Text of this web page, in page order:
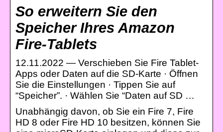
So erweitern Sie den
Speicher Ihres Amazon
Fire-Tablets
12.11.2022 — Verschieben Sie Fire Tablet-
Apps oder Daten auf die SD-Karte · Öffnen
Sie die Einstellungen · Tippen Sie auf
“Speicher”. · Wählen Sie “Daten auf SD …
Unabhängig davon, ob Sie ein Fire 7, Fire
HD 8 oder Fire HD 10 besitzen, können Sie